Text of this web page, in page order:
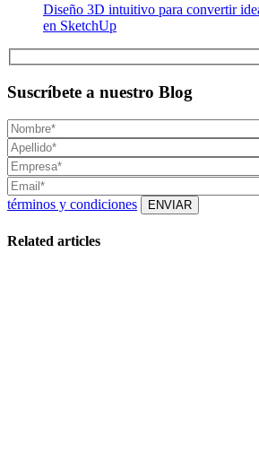
Diseño 3D intuitivo para convertir
en SketchUp
Suscríbete a nuestro Blog
términos y condiciones
Related articles